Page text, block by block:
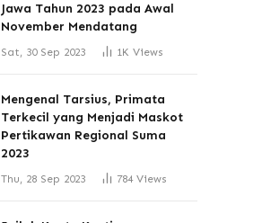
Jawa Tahun 2023 pada Awal
November Mendatang
Sat, 30 Sep 2023 1K Views
Mengenal Tarsius, Primata
Terkecil yang Menjadi Maskot
Pertikawan Regional Suma
2023
Thu, 28 Sep 2023 784 Views